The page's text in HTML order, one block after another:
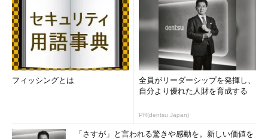
フィッシングとは
全員がリーダーシップを発揮し、
自分より優れた人財を育成する
PR(dentsu Japan)
「さすが」と言われる驚きや感動を。新しい価値を